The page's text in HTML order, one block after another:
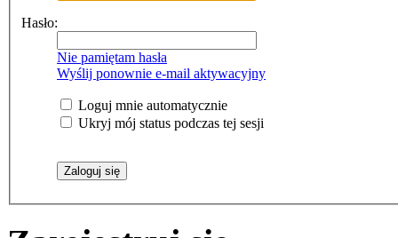
Hasło:
Nie pamiętam hasła
Wyślij ponownie e-mail aktywacyjny
Loguj mnie automatycznie
Ukryj mój status podczas tej sesji